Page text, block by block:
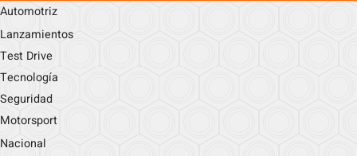
Automotriz
Lanzamientos
Test Drive
Tecnología
Seguridad
Motorsport
Nacional